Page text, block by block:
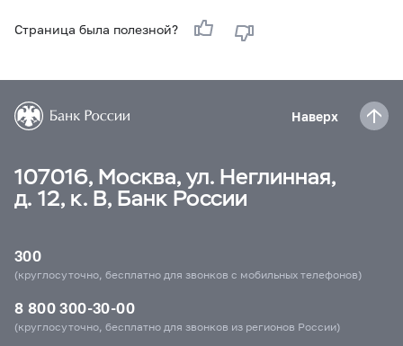
Страница была полезной?
Наверх
107016, Москва, ул. Неглинная,
д. 12, к. В, Банк России
300
(круглосуточно, бесплатно для звонков с мобильных телефонов)
8 800 300-30-00
(круглосуточно, бесплатно для звонков из регионов России)